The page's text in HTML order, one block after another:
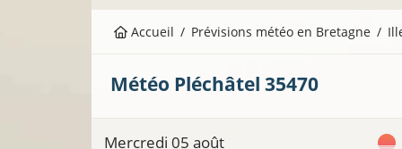
Accueil Prévisions météo en Bretagne
Météo Pléchâtel 35470
Mercredi 05 août